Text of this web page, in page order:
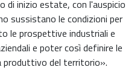
di inizio estate, con l'auspicio
sussistano le condizioni per
le prospettive industriali e
e poter così definire le
produttivo del territorio».